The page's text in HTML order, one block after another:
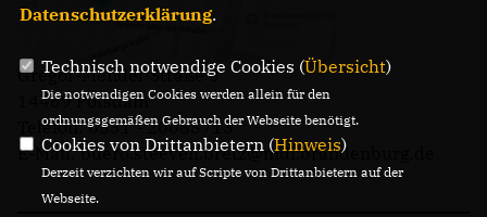
Gregor-Mendel-Straße 3
14469 Potsdam
Telefon: 0331 - 20085713
E-Mail: buero.steeven.bretz@mdl.brandenburg.de
Datenschutzerklärung.
Technisch notwendige Cookies (Übersicht)
Die notwendigen Cookies werden allein für den
ordnungsgemäßen Gebrauch der Webseite benötigt.
Cookies von Drittanbietern (Hinweis)
Derzeit verzichten wir auf Scripte von Drittanbietern auf der
Webseite.